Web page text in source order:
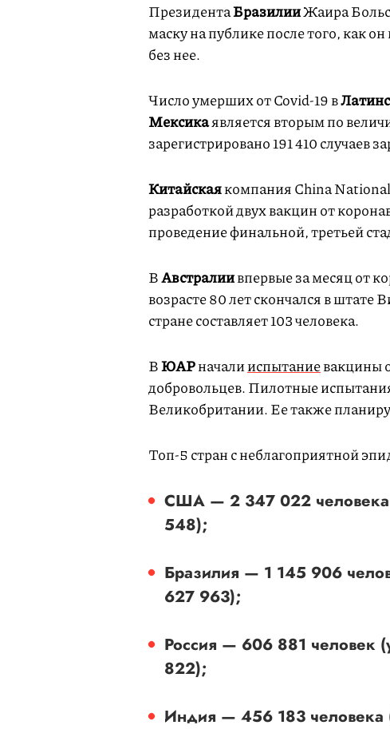
ПрезидентаБразилииЖаира
маску на публике после того, как
без нее.
Число умерших от Covid-19 в
Мексикаявляется вторым по
зарегистрировано 191 410 случаев
Китайскаякомпания China
разработкой двух вакцин от
проведение финальной, третьей
ВАвстралиивпервые за месяц от
возрасте 80 лет скончался в
стране составляет 103 человека.
ВЮАРначалииспытаниевакцины
добровольцев. Пилотные
Великобритании. Ее также
Топ-5 стран с неблагоприятной
США — 2 347 022 человека
548);
Бразилия — 1 145 906
627 963);
Россия — 606 881 человек
822);
Индия — 456 183 человека